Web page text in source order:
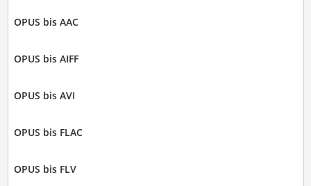
OPUS bis AAC
OPUS bis AIFF
OPUS bis AVI
OPUS bis FLAC
OPUS bis FLV